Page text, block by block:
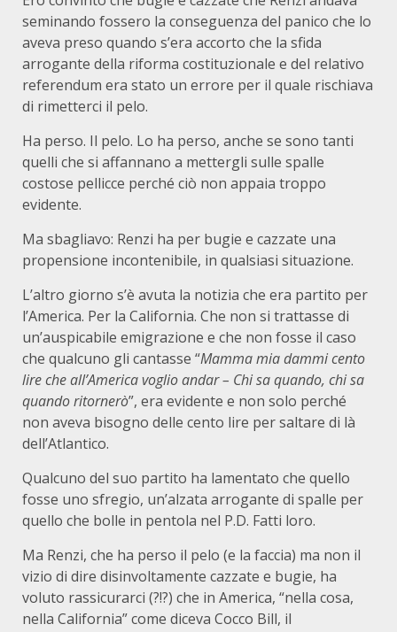
seminando fossero la conseguenza del panico che lo
aveva preso quando s’era accorto che la sfida
arrogante della riforma costituzionale e del relativo
referendum era stato un errore per il quale rischiava
di rimetterci il pelo.
Ha perso. Il pelo. Lo ha perso, anche se sono tanti
quelli che si affannano a mettergli sulle spalle
costose pellicce perché ciò non appaia troppo
evidente.
Ma sbagliavo: Renzi ha per bugie e cazzate una
propensione incontenibile, in qualsiasi situazione.
L’altro giorno s’è avuta la notizia che era partito per
l’America. Per la California. Che non si trattasse di
un’auspicabile emigrazione e che non fosse il caso
che qualcuno gli cantasse “Mamma mia dammi cento
lire che all’America voglio andar – Chi sa quando, chi sa
quando ritornerò”, era evidente e non solo perché
non aveva bisogno delle cento lire per saltare di là
dell’Atlantico.
Qualcuno del suo partito ha lamentato che quello
fosse uno sfregio, un’alzata arrogante di spalle per
quello che bolle in pentola nel P.D. Fatti loro.
Ma Renzi, che ha perso il pelo (e la faccia) ma non il
vizio di dire disinvoltamente cazzate e bugie, ha
voluto rassicurarci (?!?) che in America, “nella cosa,
nella California” come diceva Cocco Bill, il